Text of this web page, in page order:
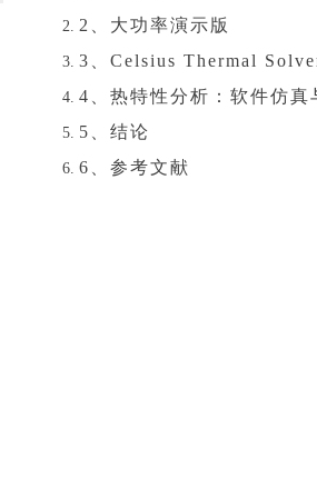
2、大功率演示版
3、Celsius Thermal
4、热特性分析：软件仿真
5、结论
6、参考文献